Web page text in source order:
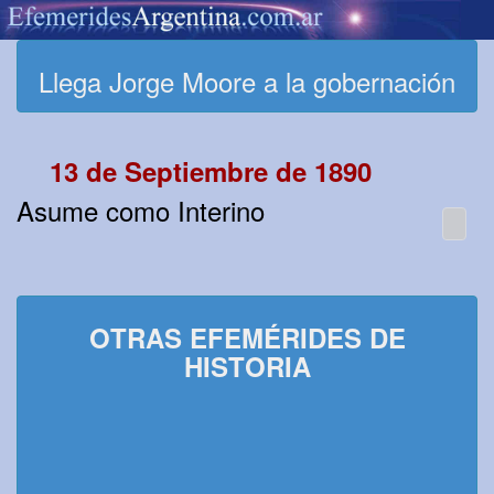
Llega Jorge Moore a la gobernación
13 de Septiembre de 1890
Asume como Interino
OTRAS EFEMÉRIDES DE
HISTORIA